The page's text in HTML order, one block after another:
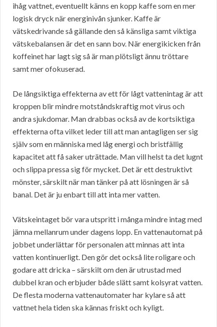
ihåg vattnet, eventuellt känns en kopp kaffe som en mer
logisk dryck när energinivån sjunker. Kaffe är
vätskedrivande så gällande den så känsliga samt viktiga
vätskebalansen är det en sann bov. När energikicken från
koffeinet har lagt sig så är man plötsligt ännu tröttare
samt mer ofokuserad.
De långsiktiga effekterna av ett för lågt vattenintag är att
kroppen blir mindre motståndskraftig mot virus och
andra sjukdomar. Man drabbas också av de kortsiktiga
effekterna ofta vilket leder till att man antagligen ser sig
själv som en människa med låg energi och bristfällig
kapacitet att få saker uträttade. Man vill helst ta det lugnt
och slippa pressa sig för mycket. Det är ett destruktivt
mönster, särskilt när man tänker på att lösningen är så
banal. Det är ju enbart till att inta mer vatten.
Vätskeintaget bör vara utspritt i många mindre intag med
jämna mellanrum under dagens lopp. En vattenautomat på
jobbet underlättar för personalen att minnas att inta
vatten kontinuerligt. Den gör det också lite roligare och
godare att dricka – särskilt om den är utrustad med
dubbel kran och erbjuder både slätt samt kolsyrat vatten.
De flesta moderna vattenautomater har kylare så att
vattnet hela tiden ska kännas friskt och kyligt.